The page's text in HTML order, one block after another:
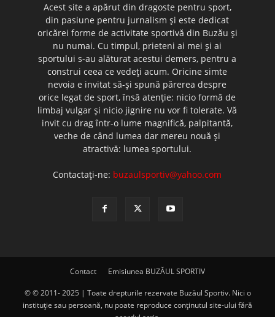
Acest site a apărut din dragoste pentru sport,
din pasiune pentru jurnalism şi este dedicat
oricărei forme de activitate sportivă din Buzău şi
nu numai. Cu timpul, prieteni ai mei şi ai
sportului s-au alăturat acestui demers, pentru a
construi ceea ce vedeţi acum. Oricine simte
nevoia e invitat să-şi spună părerea despre
orice legat de sport, însă atenţie: nicio formă de
limbaj vulgar şi nicio jignire nu vor fi tolerate. Vă
invit cu drag într-o lume magnifică, palpitantă,
veche de când lumea dar mereu nouă şi
atractivă: lumea sportului.
Contactați-ne: buzaulsportiv@yahoo.com
Contact Emisiunea BUZĂUL SPORTIV
© © 2011- 2025 | Toate drepturile rezervate Buzăul Sportiv. Nici o
instituţie sau persoană, nu poate reproduce conţinutul site-ului fără